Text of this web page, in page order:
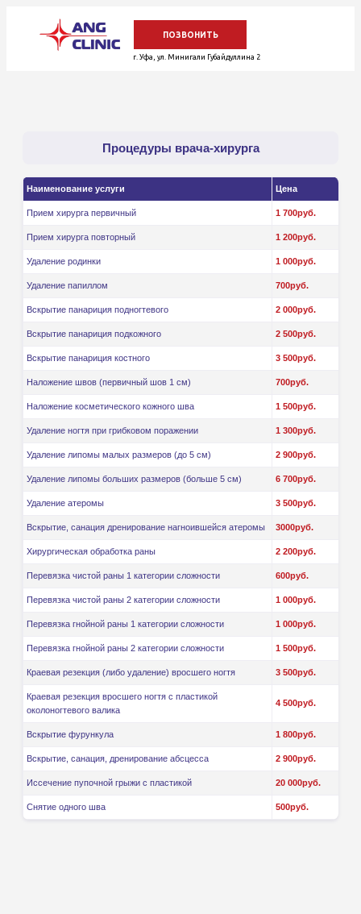
ПОЗВОНИТЬ
+7(984)500-44-89
Контакты и схема проезда
г. Уфа, ул. Минигали Губайдуллина 2
Процедуры врача-хирурга
Наименование услуги Цена
Прием хирурга первичный 1 700руб.
Прием хирурга повторный 1 200руб.
Удаление родинки 1 000руб.
Удаление папиллом 700руб.
Вскрытие панариция подногтевого 2 000руб.
Вскрытие панариция подкожного 2 500руб.
Вскрытие панариция костного 3 500руб.
Наложение швов (первичный шов 1 см) 700руб.
Наложение косметического кожного шва 1 500руб.
Удаление ногтя при грибковом поражении 1 300руб.
Удаление липомы малых размеров (до 5 см) 2 900руб.
Удаление липомы больших размеров (больше 5 см) 6 700руб.
Удаление атеромы 3 500руб.
Вскрытие, санация дренирование нагноившейся атеромы 3000руб.
Хирургическая обработка раны 2 200руб.
Перевязка чистой раны 1 категории сложности 600руб.
Перевязка чистой раны 2 категории сложности 1 000руб.
Перевязка гнойной раны 1 категории сложности 1 000руб.
Перевязка гнойной раны 2 категории сложности 1 500руб.
Краевая резекция (либо удаление) вросшего ногтя 3 500руб.
Краевая резекция вросшего ногтя с пластикой
околоногтевого валика
4 500руб.
Вскрытие фурункула 1 800руб.
Вскрытие, санация, дренирование абсцесса 2 900руб.
Иссечение пупочной грыжи с пластикой 20 000руб.
Снятие одного шва 500руб.